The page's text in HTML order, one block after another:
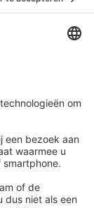
Academy
Podcast
Day